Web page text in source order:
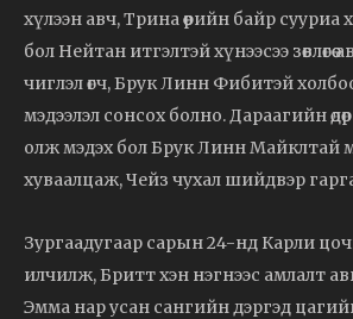
хүлээн авч, Трина өөрийн байр сууриа
бол Нейтан итгэлтэй хүнээсээ
чиглэл өгч, Брук Линн Фибитэй
мэдээлэл сонсох болно. Дараагийн
олж мэдэх бол Брук Линн Майклтай
хуваалцаж, Чейз чухал шийдвэр
Зургаадугаар сарын 24-нд Карли
илчилж, Бритт хэн нэгнээс амлалт
Эмма нар усан сангийн дэргэд цагийг